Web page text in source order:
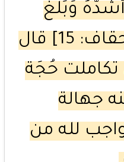
أَشُدَّهُ وَبَلَغَ
أَرْبَعِينَ سَنَةً﴾ [الأحقاف: 15] قال
تكاملت حُجَة
جهالة
لله من